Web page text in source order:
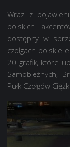
Wraz z
polskich
dostępny w
czołgach polskie
20 grafik, które
Samobieżnych,
Pułk Czołgów